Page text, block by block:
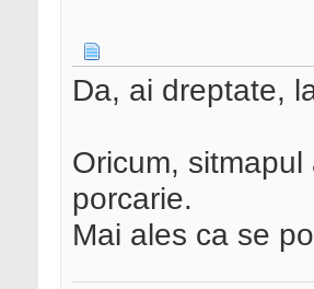
Da, ai dreptate,
Oricum,
porcarie.
Mai ales ca se